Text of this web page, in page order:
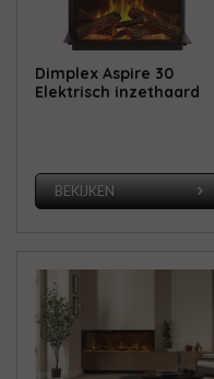
Dimplex Aspire 30
Elektrisch inzethaard
BEKIJKEN